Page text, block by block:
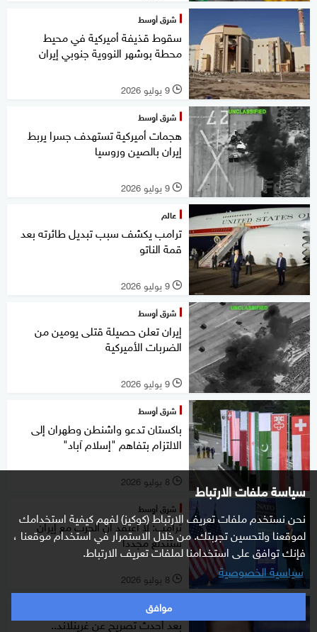
سياسة ملفات الارتباط
نحن نستخدم ملفات تعريف الارتباط (كوكيز) لفهم كيفية استخدامك
لموقعنا ولتحسين تجربتك. من خلال الاستمرار في استخدام موقعنا ،
فإنك توافق على استخدامنا لملفات تعريف الارتباط.
سياسية الخصوصية
موافق
شرق أوسط
سقوط قذيفة أميركية في محيط
محطة بوشهر النووية جنوبي إيران
l 9 يوليو 2026
شرق أوسط
هجمات أميركية تستهدف جسرا يربط
إيران بالصين وروسيا
l 9 يوليو 2026
عالم
ترامب يكشف سبب تبديل طائرته بعد
قمة الناتو
l 9 يوليو 2026
شرق أوسط
إيران تعلن حصيلة قتلى يومين من
الضربات الأميركية
l 9 يوليو 2026
شرق أوسط
باكستان تدعو واشنطن وطهران إلى
الالتزام بتفاهم "إسلام آباد"
l 8 يوليو 2026
شرق أوسط
ترامب: لا أعتقد أن الحرب مع إيران
ستندلع مجددا
l 8 يوليو 2026
عالم
بعد أحدث تصريح عن غرينلاند..